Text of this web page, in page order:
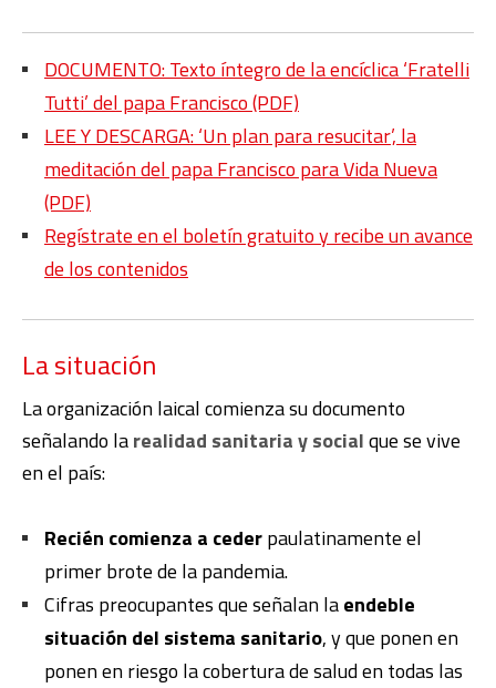
DOCUMENTO: Texto íntegro de la encíclica ‘Fratelli
Tutti’ del papa Francisco (PDF)
LEE Y DESCARGA: ‘Un plan para resucitar’, la
meditación del papa Francisco para Vida Nueva
(PDF)
Regístrate en el boletín gratuito y recibe un avance
de los contenidos
La situación
La organización laical comienza su documento
señalando larealidad sanitaria y socialque se vive
en el país:
Recién comienza a cederpaulatinamente el
primer brote de la pandemia.
Cifras preocupantes que señalan laendeble
situación del sistema sanitario, y que ponen en
ponen en riesgo la cobertura de salud en todas las